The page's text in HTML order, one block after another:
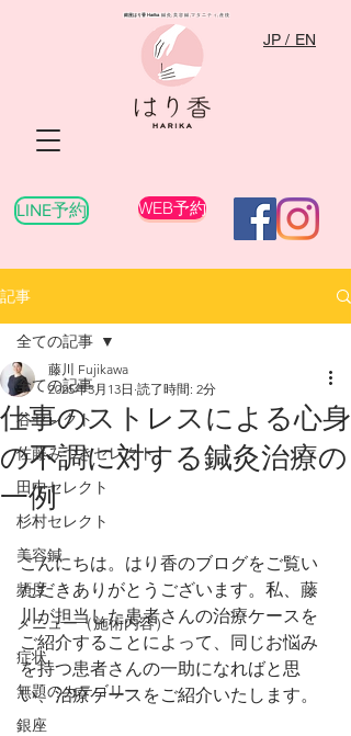
WEB予約
LINE予約
銀座はり香Harika​ 鍼灸,美容鍼,マタニティ,産後
JP / EN
記事
全ての記事
谷セレクト
佐藤みつきセレクト
田中セレクト
杉村セレクト
美容鍼
頻度
メニュー（施術内容）
症状
無題のカテゴリー
銀座
全ての記事
仕事のストレスによる心身
の不調に対する鍼灸治療の
一例
藤川 Fujikawa
2025年3月13日 読了時間: 2分
こんにちは。はり香のブログをご覧い
ただきありがとうございます。私、藤
川が担当した患者さんの治療ケースを
ご紹介することによって、同じお悩み
を持つ患者さんの一助になればと思
い、治療ケースをご紹介いたします。